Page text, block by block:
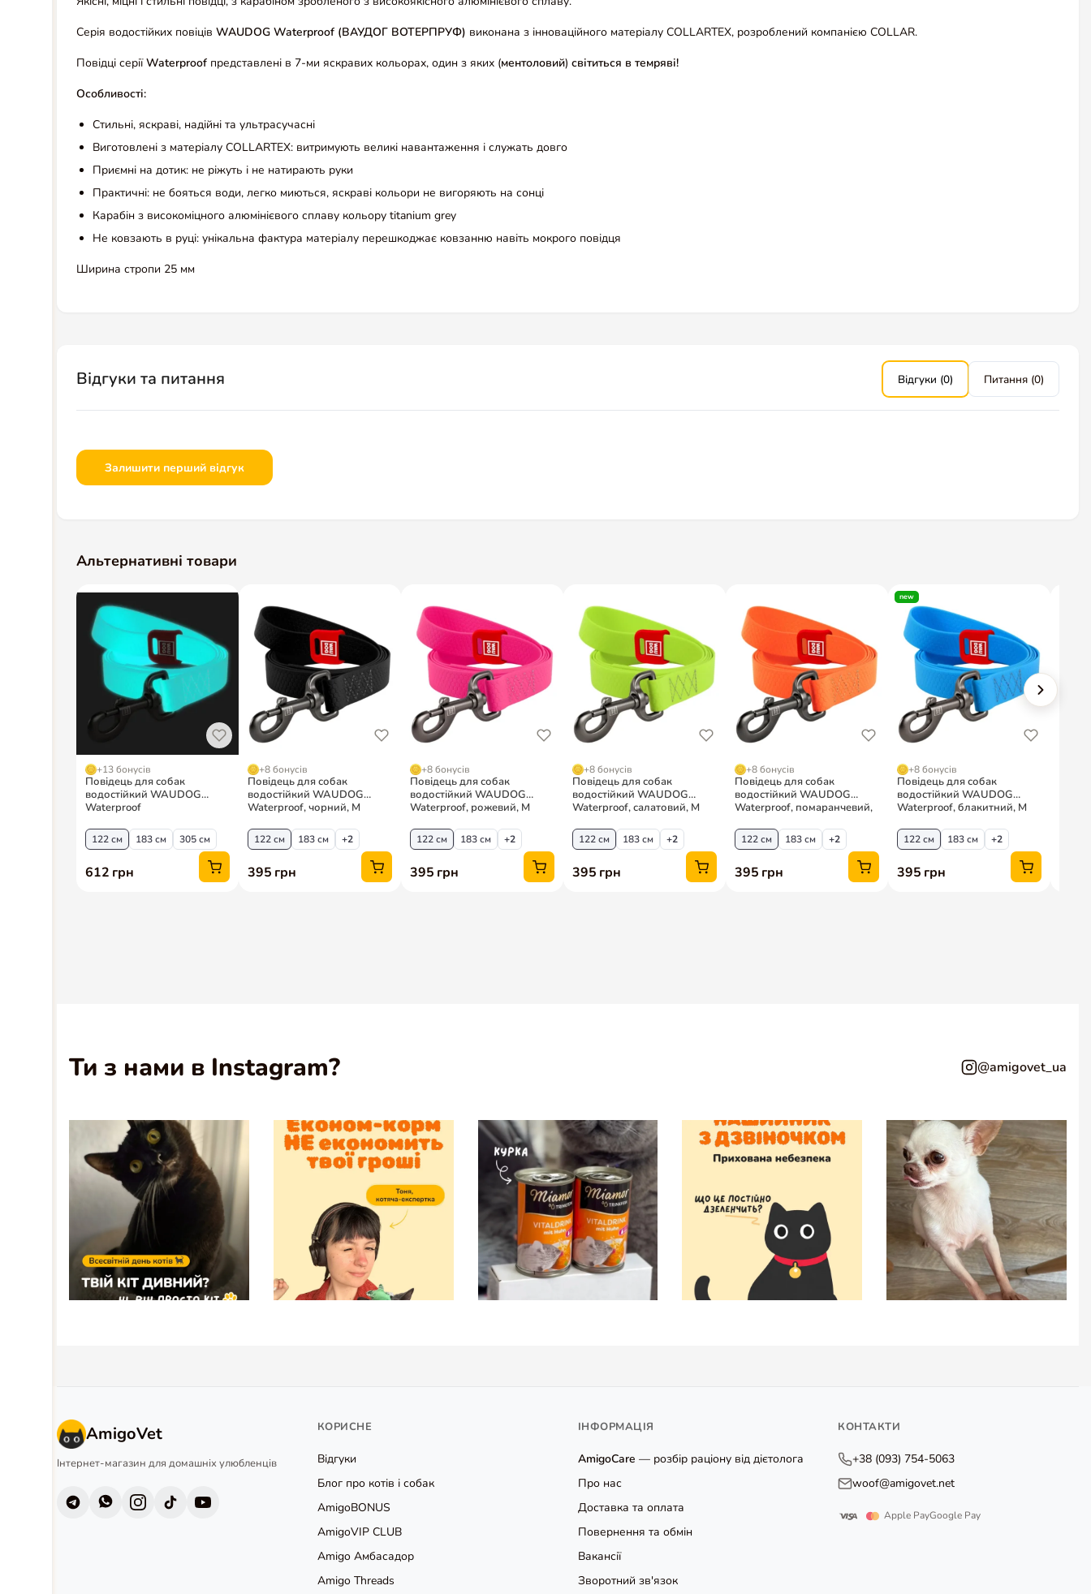
Серія водостійких повіців WAUDOG Waterproof (ВАУДОГ ВОТЕРПРУФ) виконана з інноваційного матеріалу COLLARTEX, розроблений компанією COLLAR.
Повідці серіїWaterproof представлені в 7-ми яскравих кольорах, один з яких (ментоловий) світиться в темряві!
Особливості:
Стильні, яскраві, надійні та ультрасучасні
Виготовлені з матеріалу COLLARTEX: витримують великі навантаження і служать довго
Приємні на дотик: не ріжуть і не натирають руки
Практичні: не бояться води, легко миються, яскраві кольори не вигоряють на сонці
Карабін з високоміцного алюмінієвого сплаву кольору titanium grey
Не ковзають в руці: унікальна фактура матеріалу перешкоджає ковзанню навіть мокрого повідця
Ширина стропи 25 мм
Відгуки та питання Відгуки (0) Питання (0)
Залишити перший відгук
Альтернативні товари
Ти з нами в Instagram? @amigovet_ua
AmigoVet
Інтернет-магазин для домашніх улюбленців
КОРИСНЕ
Відгуки
Блог про котів і собак
AmigoBONUS
AmigoVIP CLUB
Amigo Амбасадор
Amigo Threads
ІНФОРМАЦІЯ
AmigoCare — розбір раціону від дієтолога
Про нас
Доставка та оплата
Повернення та обмін
Вакансії
Зворотний зв'язок
КОНТАКТИ
+38 (093) 754-5063
woof@amigovet.net
Apple PayGoogle Pay